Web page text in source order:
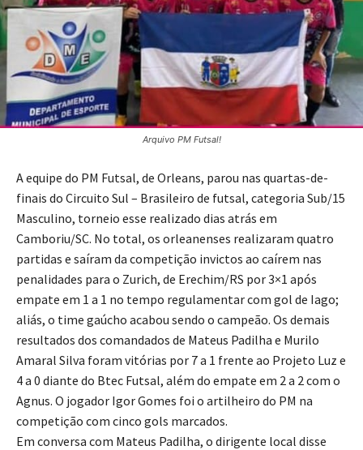
Arquivo PM Futsal!
A equipe do PM Futsal, de Orleans, parou nas quartas-de-
finais do Circuito Sul – Brasileiro de futsal, categoria Sub/15
Masculino, torneio esse realizado dias atrás em
Camboriu/SC. No total, os orleanenses realizaram quatro
partidas e saíram da competição invictos ao caírem nas
penalidades para o Zurich, de Erechim/RS por 3×1 após
empate em 1 a 1 no tempo regulamentar com gol de Iago;
aliás, o time gaúcho acabou sendo o campeão. Os demais
resultados dos comandados de Mateus Padilha e Murilo
Amaral Silva foram vitórias por 7 a 1 frente ao Projeto Luz e
4 a 0 diante do Btec Futsal, além do empate em 2 a 2 com o
Agnus. O jogador Igor Gomes foi o artilheiro do PM na
competição com cinco gols marcados.
Em conversa com Mateus Padilha, o dirigente local disse